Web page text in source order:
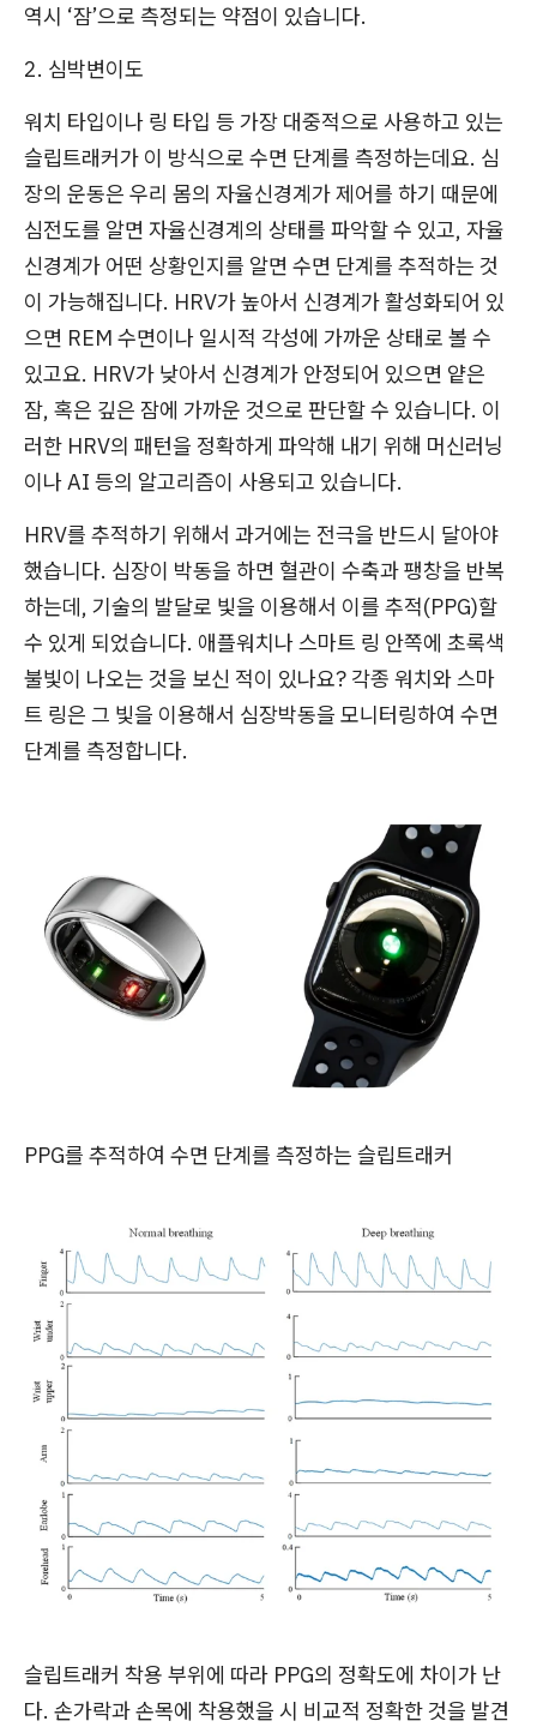
역시 ‘잠’으로 측정되는 약점이 있습니다.
2. 심박변이도
워치 타입이나 링 타입 등 가장 대중적으로 사용하고 있는
슬립트래커가 이 방식으로 수면 단계를 측정하는데요. 심
장의 운동은 우리 몸의 자율신경계가 제어를 하기 때문에
심전도를 알면 자율신경계의 상태를 파악할 수 있고, 자율
신경계가 어떤 상황인지를 알면 수면 단계를 추적하는 것
이 가능해집니다. HRV가 높아서 신경계가 활성화되어 있
으면 REM 수면이나 일시적 각성에 가까운 상태로 볼 수
있고요. HRV가 낮아서 신경계가 안정되어 있으면 얕은
잠, 혹은 깊은 잠에 가까운 것으로 판단할 수 있습니다. 이
러한 HRV의 패턴을 정확하게 파악해 내기 위해 머신러닝
이나 AI 등의 알고리즘이 사용되고 있습니다.
HRV를 추적하기 위해서 과거에는 전극을 반드시 달아야
했습니다. 심장이 박동을 하면 혈관이 수축과 팽창을 반복
하는데, 기술의 발달로 빛을 이용해서 이를 추적(PPG)할
수 있게 되었습니다. 애플워치나 스마트 링 안쪽에 초록색
불빛이 나오는 것을 보신 적이 있나요? 각종 워치와 스마
트 링은 그 빛을 이용해서 심장박동을 모니터링하여 수면
단계를 측정합니다.
PPG를 추적하여 수면 단계를 측정하는 슬립트래커
슬립트래커 착용 부위에 따라 PPG의 정확도에 차이가 난
다. 손가락과 손목에 착용했을 시 비교적 정확한 것을 발견